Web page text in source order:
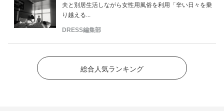
夫と別居生活しながら女性用風俗を利用「辛い日々を乗
り越える...
DRESS編集部
総合人気ランキング